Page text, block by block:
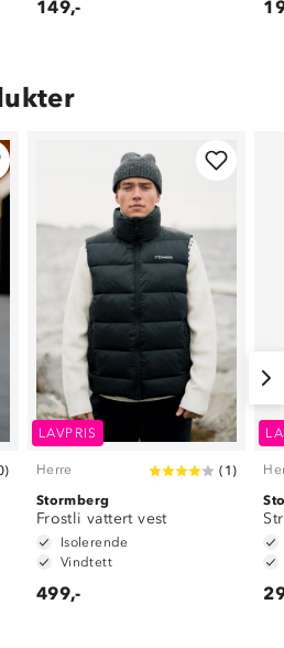
149,-
)
LAVPRIS
Herre ( 1 )
Stormberg
Frostli vattert vest
Isolerende
Vindtett
499,-